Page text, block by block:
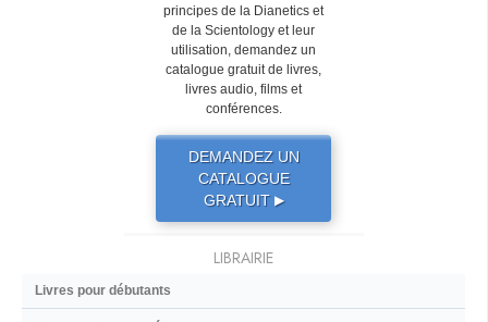
principes de la Dianetics et
de la Scientology et leur
utilisation, demandez un
catalogue gratuit de livres,
livres audio, films et
conférences.
DEMANDEZ UN
CATALOGUE
GRATUIT ▶
LIBRAIRIE
Livres pour débutants